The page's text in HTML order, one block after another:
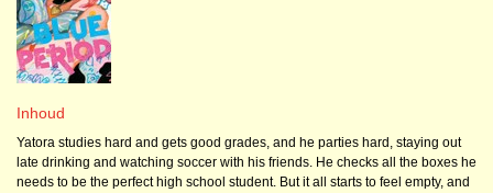
Inhoud
Yatora studies hard and gets good grades, and he parties hard, staying out
late drinking and watching soccer with his friends. He checks all the boxes he
needs to be the perfect high school student. But it all starts to feel empty, and